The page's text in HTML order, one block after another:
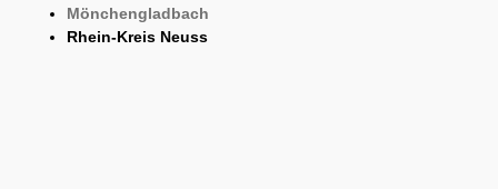
Mönchengladbach
Rhein-Kreis Neuss